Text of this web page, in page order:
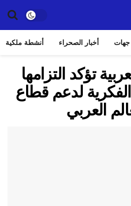
جهات أخبار الصحراء أنشطة ملكية
تؤكد التزامها
الفكرية لدعم قطاع
العربي